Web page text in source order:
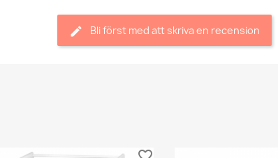
Bli först med att skriva en recension